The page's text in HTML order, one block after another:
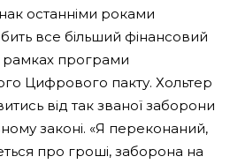
останніми роками
все більший фінансовий
рамках програми
Цифрового пакту. Хольтер
від так званої заборони
законі. «Я переконаний,
про гроші, заборона на